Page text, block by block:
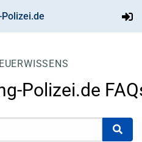
Polizei.de